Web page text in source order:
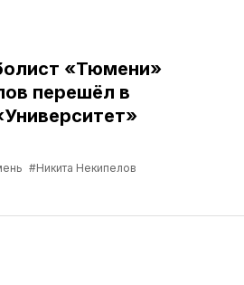
«Тюмени»
перешёл в
#Никита Некипелов